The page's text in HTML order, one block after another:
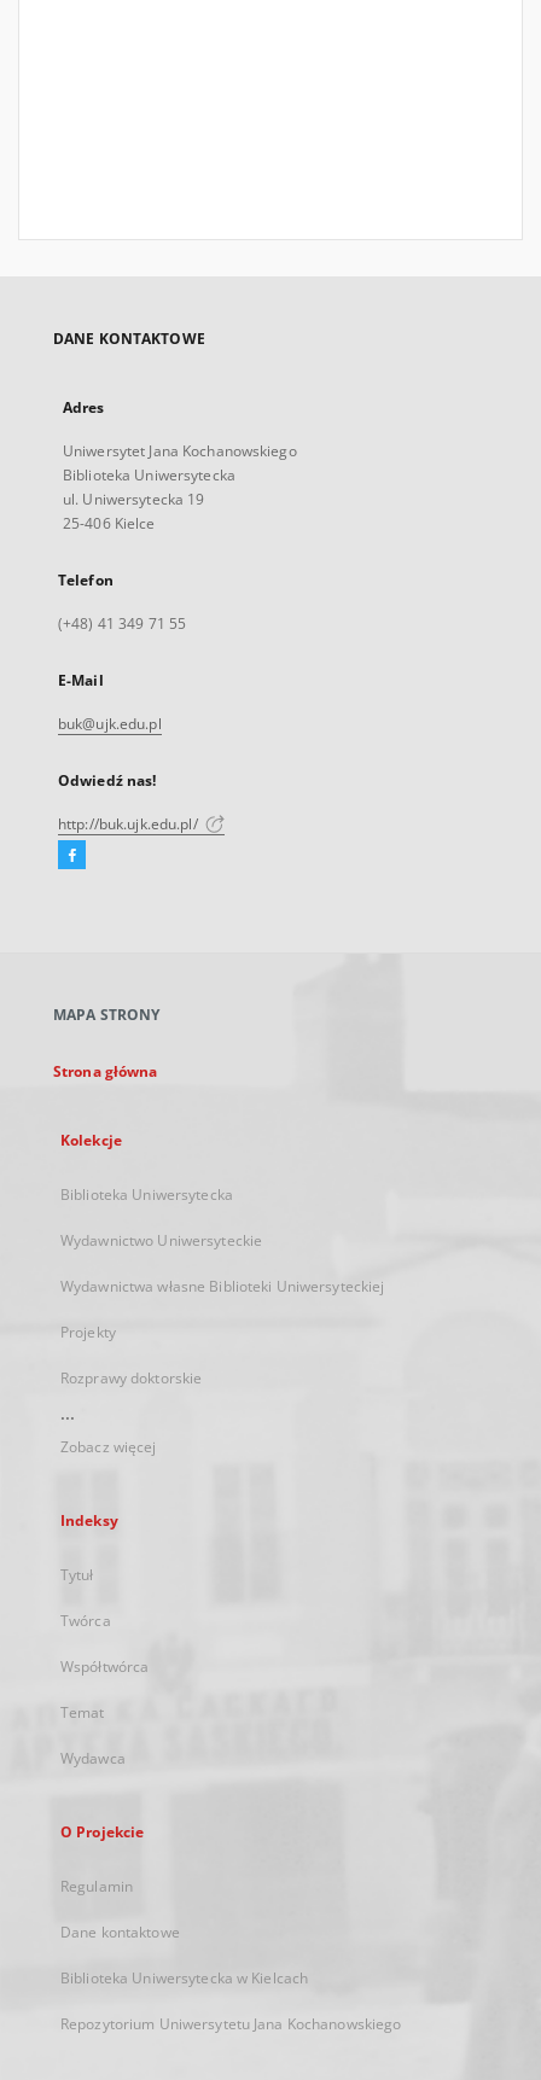
DANE KONTAKTOWE
Adres
Uniwersytet Jana Kochanowskiego
Biblioteka Uniwersytecka
ul. Uniwersytecka 19
25-406 Kielce
Telefon
(+48) 41 349 71 55
E-Mail
buk@ujk.edu.pl
Odwiedź nas!
http://buk.ujk.edu.pl/
Facebook
karcie
MAPA STRONY
Strona główna
Kolekcje
Biblioteka Uniwersytecka
Wydawnictwo Uniwersyteckie
Wydawnictwa własne Biblioteki Uniwersyteckiej
Projekty
Rozprawy doktorskie
...
Zobacz więcej
Indeksy
Tytuł
Twórca
Współtwórca
Temat
Wydawca
O Projekcie
Regulamin
Dane kontaktowe
Biblioteka Uniwersytecka w Kielcach
Repozytorium Uniwersytetu Jana Kochanowskiego